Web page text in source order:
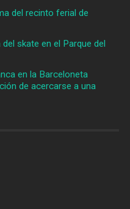
del recinto ferial de
skate en el Parque del
en la Barceloneta
de acercarse a una